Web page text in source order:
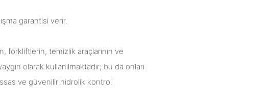
garantisi verir.
forkliftlerin, temizlik araçlarının ve
olarak kullanılmaktadır; bu da onları
ve güvenilir hidrolik kontrol